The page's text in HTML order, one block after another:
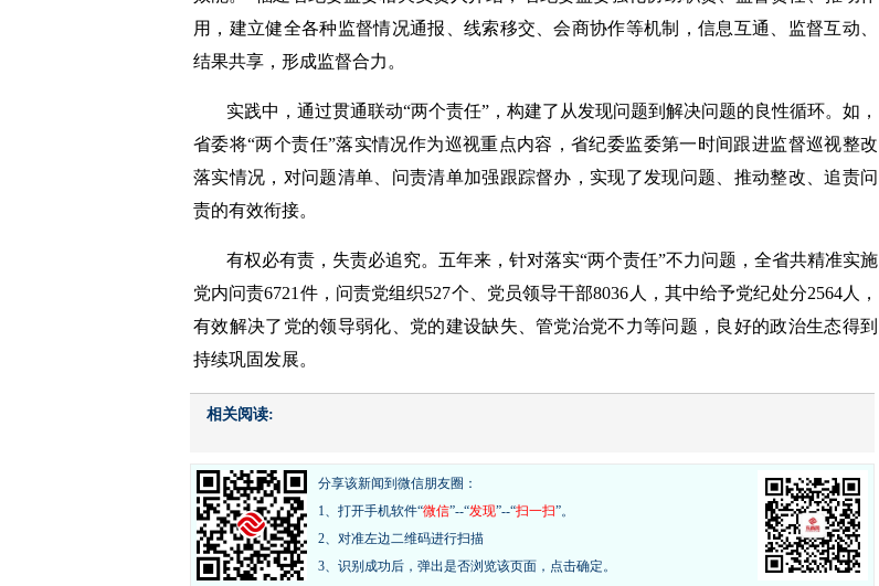
用，建立健全各种监督情况通报、线索移交、会商协作等机制，信息互通、监督互动、
结果共享，形成监督合力。
实践中，通过贯通联动“两个责任”，构建了从发现问题到解决问题的良性循环。如，
省委将“两个责任”落实情况作为巡视重点内容，省纪委监委第一时间跟进监督巡视整改
落实情况，对问题清单、问责清单加强跟踪督办，实现了发现问题、推动整改、追责问
责的有效衔接。
有权必有责，失责必追究。五年来，针对落实“两个责任”不力问题，全省共精准实施
党内问责6721件，问责党组织527个、党员领导干部8036人，其中给予党纪处分2564人，
有效解决了党的领导弱化、党的建设缺失、管党治党不力等问题，良好的政治生态得到
持续巩固发展。
相关阅读:
分享该新闻到微信朋友圈：
1、打开手机软件“微信”--“发现”--“扫一扫”。
2、对准左边二维码进行扫描
3、识别成功后，弹出是否浏览该页面，点击确定。